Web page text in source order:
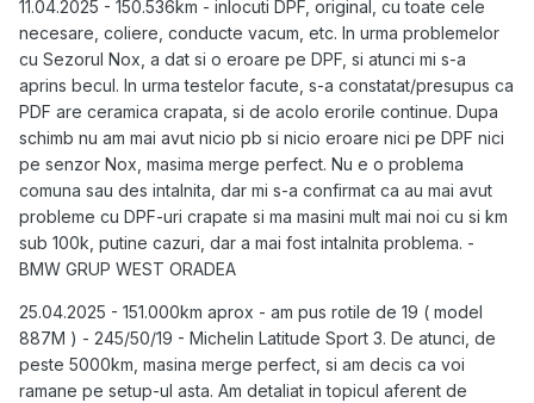
11.04.2025 - 150.536km - inlocuti DPF, original, cu toate cele
necesare, coliere, conducte vacum, etc. In urma problemelor
cu Sezorul Nox, a dat si o eroare pe DPF, si atunci mi s-a
aprins becul. In urma testelor facute, s-a constatat/presupus ca
PDF are ceramica crapata, si de acolo erorile continue. Dupa
schimb nu am mai avut nicio pb si nicio eroare nici pe DPF nici
pe senzor Nox, masima merge perfect. Nu e o problema
comuna sau des intalnita, dar mi s-a confirmat ca au mai avut
probleme cu DPF-uri crapate si ma masini mult mai noi cu si km
sub 100k, putine cazuri, dar a mai fost intalnita problema. -
BMW GRUP WEST ORADEA
25.04.2025 - 151.000km aprox - am pus rotile de 19 ( model
887M ) - 245/50/19 - Michelin Latitude Sport 3. De atunci, de
peste 5000km, masina merge perfect, si am decis ca voi
ramane pe setup-ul asta. Am detaliat in topicul aferent de